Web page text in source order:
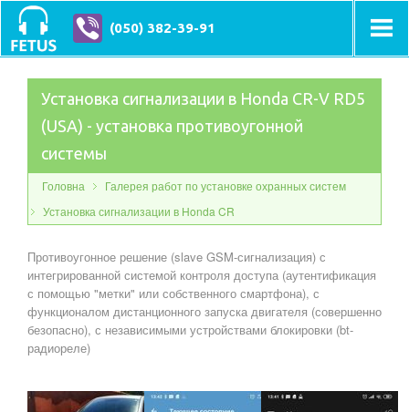
(050) 382-39-91
Установка сигнализации в Honda CR-V RD5
(USA) - установка противоугонной
системы
Головна
Галерея работ по установке охранных систем
Установка сигнализации в Honda CR
Противоугонное решение (slave GSM-сигнализация) с
интегрированной системой контроля доступа (аутентификация
с помощью "метки" или собственного смартфона), с
функционалом дистанционного запуска двигателя (совершенно
безопасно), с независимыми устройствами блокировки (bt-
радиореле)